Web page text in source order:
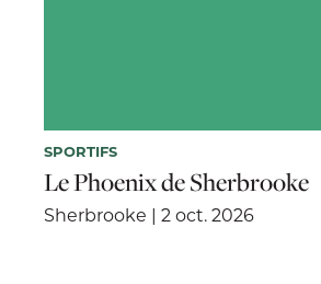
SPORTIFS
Le Phoenix de Sherbrooke
Sherbrooke | 2 oct. 2026